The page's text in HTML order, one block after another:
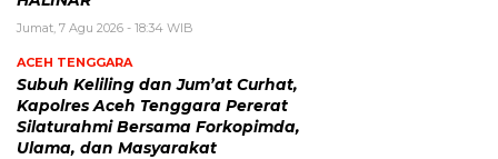
Jumat, 7 Agu 2026 - 18:34 WIB
ACEH TENGGARA
Subuh Keliling dan Jum’at Curhat,
Kapolres Aceh Tenggara Pererat
Silaturahmi Bersama Forkopimda,
Ulama, dan Masyarakat